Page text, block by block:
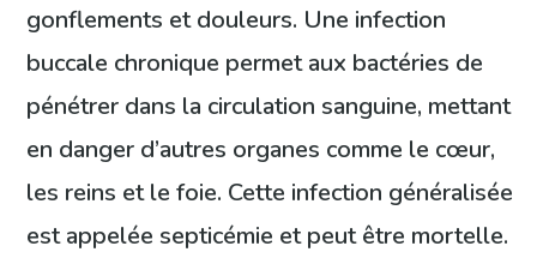
gonflements et douleurs. Une infection
buccale chronique permet aux bactéries de
pénétrer dans la circulation sanguine, mettant
en danger d’autres organes comme le cœur,
les reins et le foie. Cette infection généralisée
est appelée septicémie et peut être mortelle.